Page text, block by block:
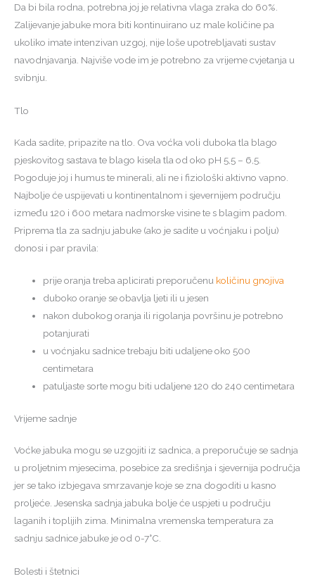
Da bi bila rodna, potrebna joj je relativna vlaga zraka do 60%.
Zalijevanje jabuke mora biti kontinuirano uz male količine pa
ukoliko imate intenzivan uzgoj, nije loše upotrebljavati sustav
navodnjavanja. Najviše vode im je potrebno za vrijeme cvjetanja u
svibnju.
Tlo
Kada sadite, pripazite na tlo. Ova voćka voli duboka tla blago
pjeskovitog sastava te blago kisela tla od oko pH 5,5 – 6,5.
Pogoduje joj i humus te minerali, ali ne i fiziološki aktivno vapno.
Najbolje će uspijevati u kontinentalnom i sjevernijem području
između 120 i 600 metara nadmorske visine te s blagim padom.
Priprema tla za sadnju jabuke (ako je sadite u voćnjaku i polju)
donosi i par pravila:
prije oranja treba aplicirati preporučenu količinu gnojiva
duboko oranje se obavlja ljeti ili u jesen
nakon dubokog oranja ili rigolanja površinu je potrebno
potanjurati
u voćnjaku sadnice trebaju biti udaljene oko 500
centimetara
patuljaste sorte mogu biti udaljene 120 do 240 centimetara
Vrijeme sadnje
Voćke jabuka mogu se uzgojiti iz sadnica, a preporučuje se sadnja
u proljetnim mjesecima, posebice za središnja i sjevernija područja
jer se tako izbjegava smrzavanje koje se zna dogoditi u kasno
proljeće. Jesenska sadnja jabuka bolje će uspjeti u području
laganih i toplijih zima. Minimalna vremenska temperatura za
sadnju sadnice jabuke je od 0-7°C.
Bolesti i štetnici